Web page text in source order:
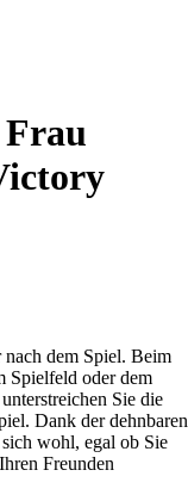
dem Spiel. Beim
Spielfeld oder dem
Sie die
Dank der dehnbaren
wohl, egal ob Sie
Freunden